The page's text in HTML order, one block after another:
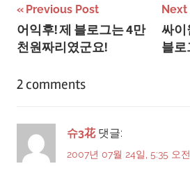
하게 됩니다. 특히나 '말'과…
글
탐
Previous Post
어익후! 제 블로그는 4만
천원짜리였군요!
Next
싸이
블로
2 comments
슈3花 댓글:
2007년 07월 24일, 5:35 오전